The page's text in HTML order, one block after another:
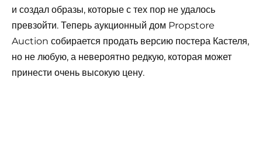
и создал образы, которые с тех пор не удалось
превзойти. Теперь аукционный дом Propstore
Auction собирается продать версию постера Кастеля,
но не любую, а невероятно редкую, которая может
принести очень высокую цену.